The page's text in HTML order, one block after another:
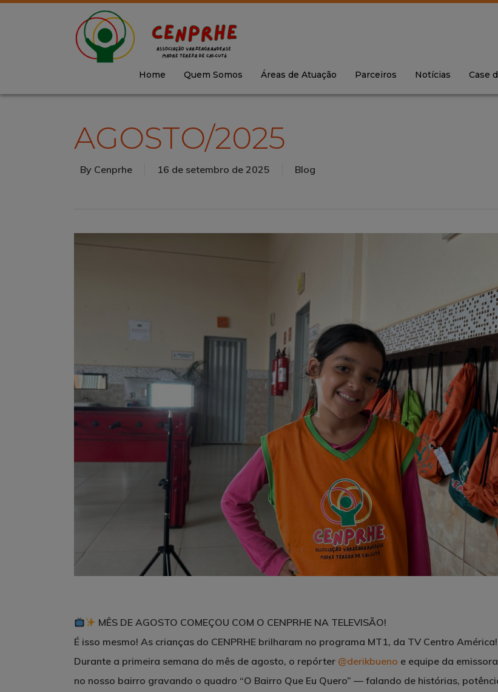
Home Quem Somos Áreas de Atuação Parceiros Notícias Case
AGOSTO/2025
By Cenprhe 16 de setembro de 2025 Blog
MÊS DE AGOSTO COMEÇOU COM O CENPRHE NA TELEVISÃO!
É isso mesmo! As crianças do CENPRHE brilharam no programa MT1, da TV Centro América!
Durante a primeira semana do mês de agosto, o repórter @derikbueno e equipe da
no nosso bairro gravando o quadro “O Bairro Que Eu Quero” — falando de histórias,